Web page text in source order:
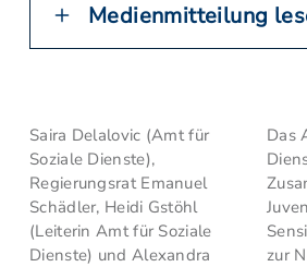
Medienmitteilung
Saira Delalovic (Amt für
Soziale Dienste),
Regierungsrat Emanuel
Schädler, Heidi Gstöhl
(Leiterin Amt für Soziale
Dienste) und Alexandra
Das
zur